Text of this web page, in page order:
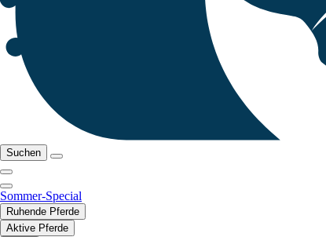
Suchen
Sommer-Special
Ruhende Pferde
Aktive Pferde